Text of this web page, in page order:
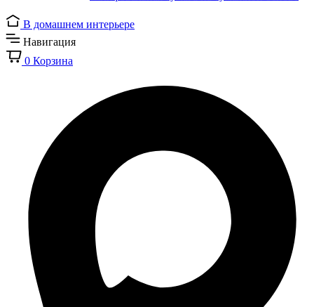
В домашнем интерьере
Навигация
0 Корзина